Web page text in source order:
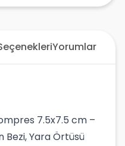
Yorumlar
7.5x7.5 cm –
Bezi, Yara Örtüsü